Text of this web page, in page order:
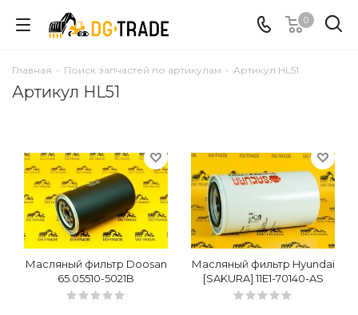
0
Главная - Поиск запчастей по артикулам - Артикул HL51
Артикул HL51
Масляный фильтр Doosan
65.05510-5021B
Масляный фильтр Hyundai
[SAKURA] 11E1-70140-AS